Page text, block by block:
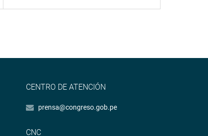
CENTRO DE ATENCIÓN
prensa@congreso.gob.pe
CNC